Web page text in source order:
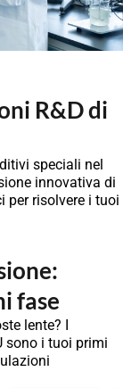
R&D di
speciali nel
innovativa di
per risolvere i tuoi
fase
lente? I
sono i tuoi primi